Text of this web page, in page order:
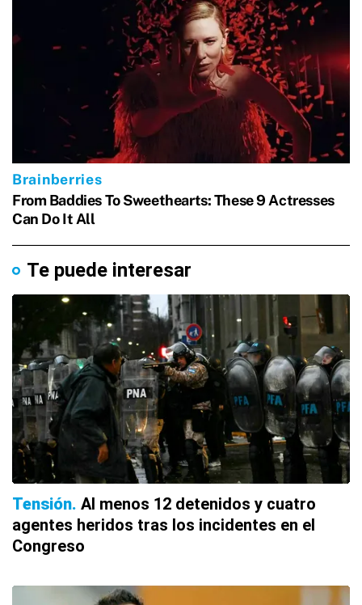
Te puede interesar
Tensión Al menos 12 detenidos y cuatro
agentes heridos tras los incidentes en el
Congreso